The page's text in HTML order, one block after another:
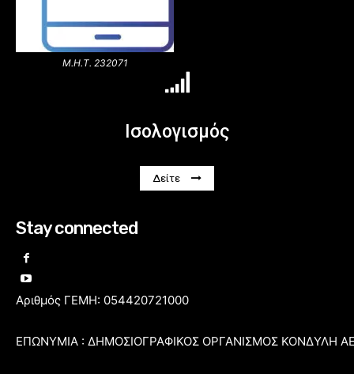
Μ.Η.Τ. 232071
Ισολογισμός
Δείτε
Stay connected
Αριθμός ΓΕΜΗ: 054420721000
ΕΠΩΝΥΜΙΑ : ΔΗΜΟΣΙΟΓΡΑΦΙΚΟΣ ΟΡΓΑΝΙΣΜΟΣ ΚΟΝΔΥΛΗ